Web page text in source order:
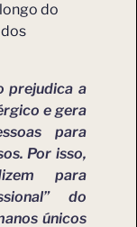
do
prejudica a
e gera
para
Por isso,
para
” do
únicos